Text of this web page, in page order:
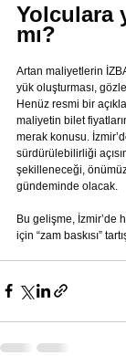
Yolculara
mı?
Artan maliyetlerin
yük oluşturması,
Henüz resmi bir
maliyetin bilet
merak konusu.
sürdürülebilirliği
şekilleneceği,
gündeminde olacak.
Bu gelişme, İzmir’de
için “zam baskısı”